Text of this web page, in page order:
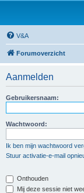
V&A
Forumoverzicht
Aanmelden
Gebruikersnaam:
Wachtwoord:
Ik ben mijn wachtwoord
Stuur activatie-e-mail
Onthouden
Mij deze sessie niet